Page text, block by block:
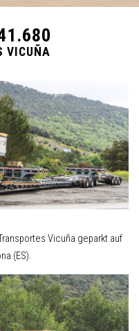
VICUÑA
Vicuña geparkt auf
(ES).